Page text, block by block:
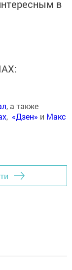
в
, а также
, «Дзен» и Макс